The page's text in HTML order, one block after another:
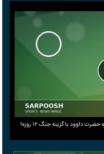
داوود با گزینه جنگ ۱۲ روزه!